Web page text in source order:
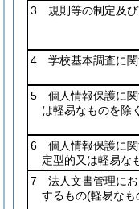
3 規則等の制定及
4 学校基本調査に関
5 個人情報保護に関
は軽易なものを除
6 個人情報保護に関
定型的又は軽易な
7 法人文書管理にお
するもの(軽易なも